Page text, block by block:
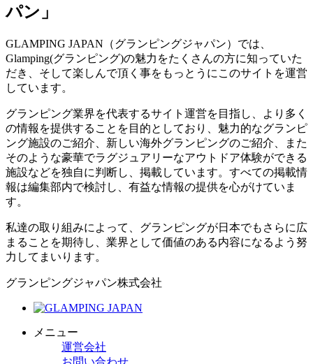
パン」
GLAMPING JAPAN（グランピングジャパン）では、
Glamping(グランピング)の魅力をたくさんの方に知っていた
だき、そして楽しんで頂く事をもっとうにこのサイトを運営
しています。
グランピング業界を代表するサイト運営を目指し、より多く
の情報を提供することを目的としており、魅力的なグランピ
ング施設のご紹介、新しい海外グランピングのご紹介、また
そのような豪華でラグジュアリーなアウトドア体験ができる
施設などを独自に判断し、掲載しています。すべての掲載情
報は編集部内で検討し、有益な情報の提供を心がけていま
す。
私達の取り組みによって、グランピングが日本でもさらに広
まることを期待し、業界として価値のある内容になるよう努
力してまいります。
グランピングジャパン株式会社
メニュー
運営会社